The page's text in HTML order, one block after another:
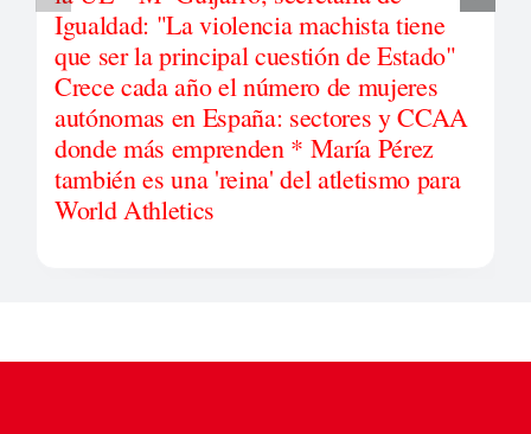
Igualdad: "La violencia machista tiene
que ser la principal cuestión de Estado"
Crece cada año el número de mujeres
autónomas en España: sectores y CCAA
donde más emprenden * María Pérez
también es una 'reina' del atletismo para
World Athletics